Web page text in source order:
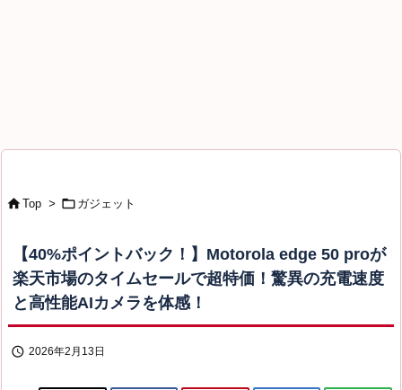
Top >  ガジェット
【40%ポイントバック！】Motorola edge 50 proが
楽天市場のタイムセールで超特価！驚異の充電速度
と高性能AIカメラを体感！
 2026年2月13日